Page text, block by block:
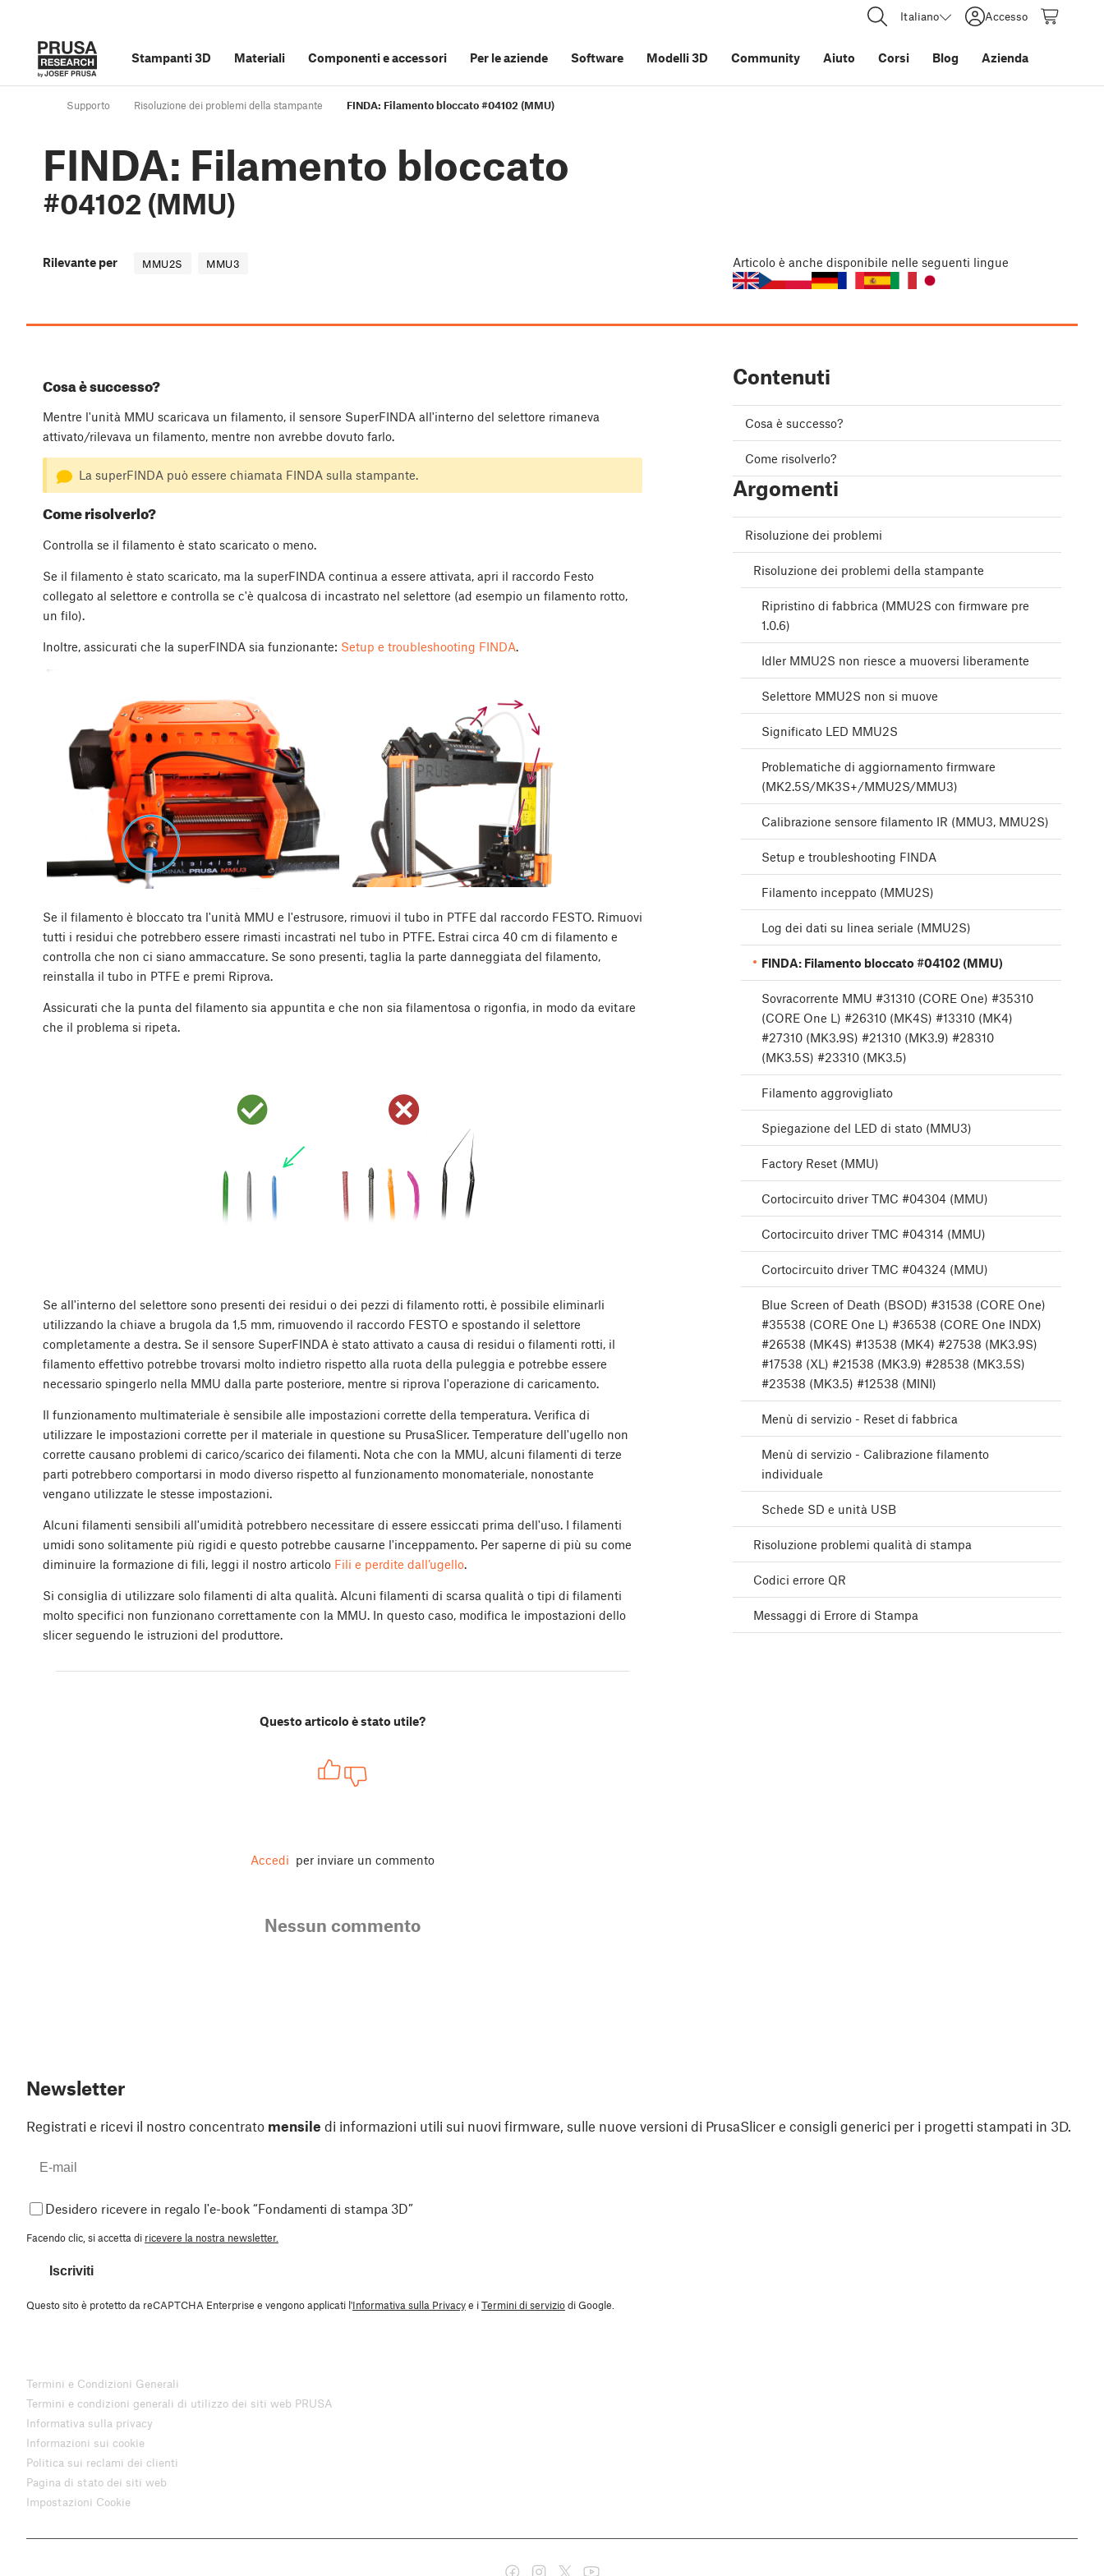
Italiano Accesso
Stampanti 3D Materiali Componenti e accessori Per le aziende Software Modelli 3D Community Aiuto Corsi Blog Azienda
Supporto Risoluzione dei problemi della stampante FINDA: Filamento bloccato #04102 (MMU)
FINDA: Filamento bloccato
#04102 (MMU)
Rilevante per MMU2S MMU3 Articolo è anche disponibile nelle seguenti lingue
Cosa è successo?
Mentre l'unità MMU scaricava un filamento, il sensore SuperFINDA all'interno del selettore rimaneva
attivato/rilevava un filamento, mentre non avrebbe dovuto farlo.
La superFINDA può essere chiamata FINDA sulla stampante.
Come risolverlo?
Controlla se il filamento è stato scaricato o meno.
Se il filamento è stato scaricato, ma la superFINDA continua a essere attivata, apri il raccordo Festo
collegato al selettore e controlla se c'è qualcosa di incastrato nel selettore (ad esempio un filamento rotto,
un filo).
Inoltre, assicurati che la superFINDA sia funzionante: Setup e troubleshooting FINDA.
Se il filamento è bloccato tra l'unità MMU e l'estrusore, rimuovi il tubo in PTFE dal raccordo FESTO. Rimuovi
tutti i residui che potrebbero essere rimasti incastrati nel tubo in PTFE. Estrai circa 40 cm di filamento e
controlla che non ci siano ammaccature. Se sono presenti, taglia la parte danneggiata del filamento,
reinstalla il tubo in PTFE e premi Riprova.
Assicurati che la punta del filamento sia appuntita e che non sia filamentosa o rigonfia, in modo da evitare
che il problema si ripeta.
Se all'interno del selettore sono presenti dei residui o dei pezzi di filamento rotti, è possibile eliminarli
utilizzando la chiave a brugola da 1,5 mm, rimuovendo il raccordo FESTO e spostando il selettore
completamente a destra. Se il sensore SuperFINDA è stato attivato a causa di residui o filamenti rotti, il
filamento effettivo potrebbe trovarsi molto indietro rispetto alla ruota della puleggia e potrebbe essere
necessario spingerlo nella MMU dalla parte posteriore, mentre si riprova l'operazione di caricamento.
Il funzionamento multimateriale è sensibile alle impostazioni corrette della temperatura. Verifica di
utilizzare le impostazioni corrette per il materiale in questione su PrusaSlicer. Temperature dell'ugello non
corrette causano problemi di carico/scarico dei filamenti. Nota che con la MMU, alcuni filamenti di terze
parti potrebbero comportarsi in modo diverso rispetto al funzionamento monomateriale, nonostante
vengano utilizzate le stesse impostazioni.
Alcuni filamenti sensibili all'umidità potrebbero necessitare di essere essiccati prima dell'uso. I filamenti
umidi sono solitamente più rigidi e questo potrebbe causarne l'inceppamento. Per saperne di più su come
diminuire la formazione di fili, leggi il nostro articolo Fili e perdite dall’ugello.
Si consiglia di utilizzare solo filamenti di alta qualità. Alcuni filamenti di scarsa qualità o tipi di filamenti
molto specifici non funzionano correttamente con la MMU. In questo caso, modifica le impostazioni dello
slicer seguendo le istruzioni del produttore.
Questo articolo è stato utile?
Accedi per inviare un commento
Nessun commento
Contenuti
Cosa è successo?
Come risolverlo?
Argomenti
Risoluzione dei problemi
Risoluzione dei problemi della stampante
Ripristino di fabbrica (MMU2S con firmware pre
1.0.6)
Idler MMU2S non riesce a muoversi liberamente
Selettore MMU2S non si muove
Significato LED MMU2S
Problematiche di aggiornamento firmware
(MK2.5S/MK3S+/MMU2S/MMU3)
Calibrazione sensore filamento IR (MMU3, MMU2S)
Setup e troubleshooting FINDA
Filamento inceppato (MMU2S)
Log dei dati su linea seriale (MMU2S)
FINDA: Filamento bloccato #04102 (MMU)
Sovracorrente MMU #31310 (CORE One) #35310
(CORE One L) #26310 (MK4S) #13310 (MK4)
#27310 (MK3.9S) #21310 (MK3.9) #28310
(MK3.5S) #23310 (MK3.5)
Filamento aggrovigliato
Spiegazione del LED di stato (MMU3)
Factory Reset (MMU)
Cortocircuito driver TMC #04304 (MMU)
Cortocircuito driver TMC #04314 (MMU)
Cortocircuito driver TMC #04324 (MMU)
Blue Screen of Death (BSOD) #31538 (CORE One)
#35538 (CORE One L) #36538 (CORE One INDX)
#26538 (MK4S) #13538 (MK4) #27538 (MK3.9S)
#17538 (XL) #21538 (MK3.9) #28538 (MK3.5S)
#23538 (MK3.5) #12538 (MINI)
Menù di servizio - Reset di fabbrica
Menù di servizio - Calibrazione filamento
individuale
Schede SD e unità USB
Risoluzione problemi qualità di stampa
Codici errore QR
Messaggi di Errore di Stampa
Newsletter
Registrati e ricevi il nostro concentrato mensile di informazioni utili sui nuovi firmware, sulle nuove versioni di PrusaSlicer e consigli generici per i progetti stampati in 3D.
Desidero ricevere in regalo l'e-book “Fondamenti di stampa 3D”
Facendo clic, si accetta di ricevere la nostra newsletter.
Iscriviti
Questo sito è protetto da reCAPTCHA Enterprise e vengono applicati l'Informativa sulla Privacye iTermini di serviziodi Google.
Termini e Condizioni Generali
Termini e condizioni generali di utilizzo dei siti web PRUSA
Informativa sulla privacy
Informazioni sui cookie
Politica sui reclami dei clienti
Pagina di stato dei siti web
Impostazioni Cookie